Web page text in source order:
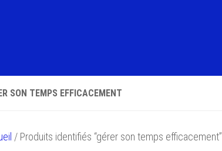
SON TEMPS EFFICACEMENT
/ Produits identifiés “gérer son temps efficacement”